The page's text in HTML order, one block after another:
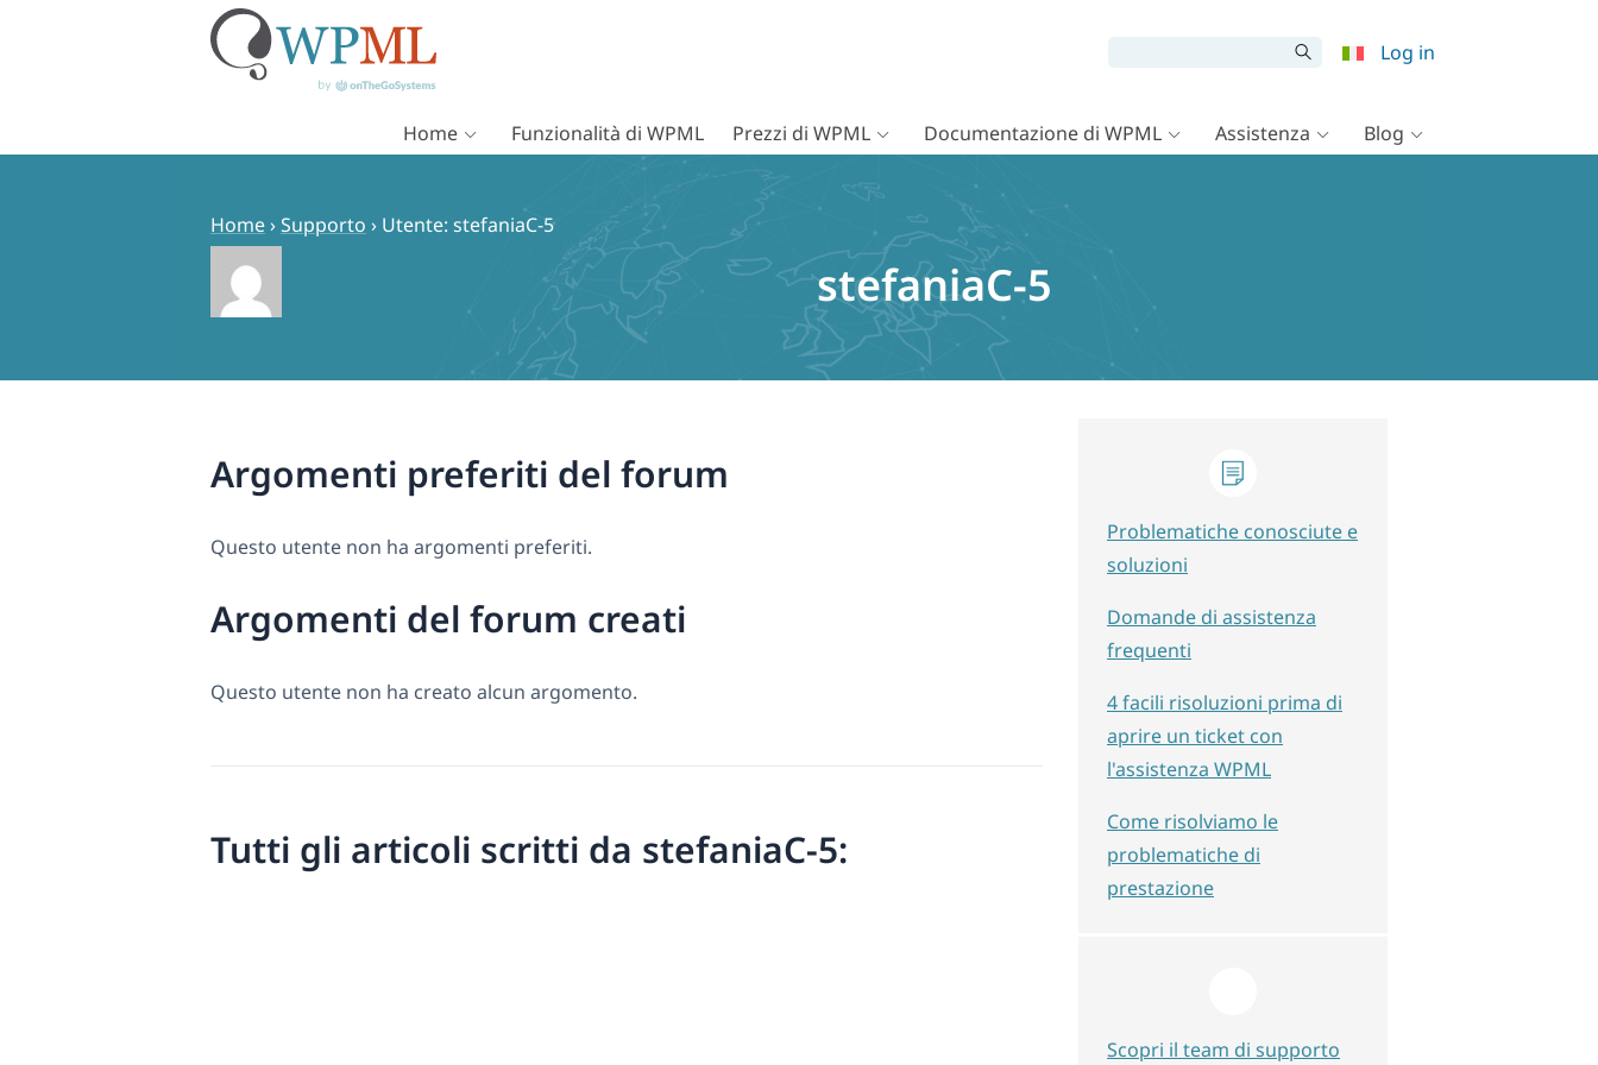
Log in
Home Funzionalità di WPML Prezzi di WPML Documentazione di WPML Assistenza Blog
Home›Supporto › Utente: stefaniaC-5
stefaniaC-5
Argomenti preferiti del forum
Questo utente non ha argomenti preferiti.
Argomenti del forum creati
Questo utente non ha creato alcun argomento.
Tutti gli articoli scritti da stefaniaC-5:
Problematiche conosciute e
soluzioni
Domande di assistenza
frequenti
4 facili risoluzioni prima di
aprire un ticket con
l'assistenza WPML
Come risolviamo le
problematiche di
prestazione
Scopri il team di supporto